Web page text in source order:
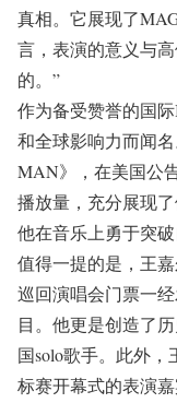
真相。它展现了
言，表演的意义与
的。”
作为备受赞誉的国
和全球影响力而闻
MAN》，在美国公
播放量，充分展现
他在音乐上勇于突破
值得一提的是，王
巡回演唱会门票一
目。他更是创造了
国solo歌手。此外
标赛开幕式的表演嘉